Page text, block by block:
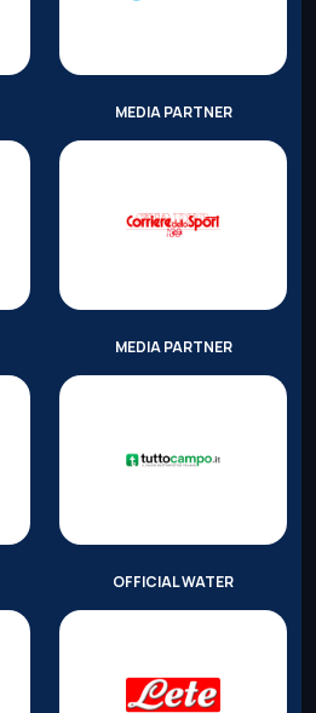
MEDIA PARTNER
MEDIA PARTNER
OFFICIAL WATER